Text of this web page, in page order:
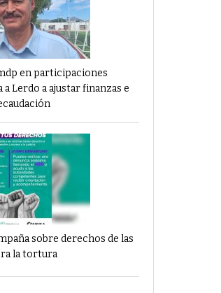
en participaciones
a Lerdo a ajustar finanzas e
sobre derechos de las
la tortura